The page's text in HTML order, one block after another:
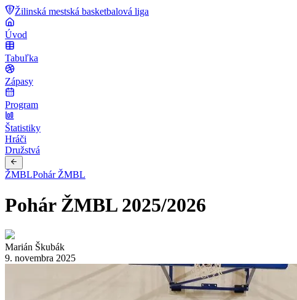
Žilinská mestská basketbalová liga
Úvod
Tabuľka
Zápasy
Program
Štatistiky
Hráči
Družstvá
ŽMBLPohár ŽMBL
Pohár ŽMBL 2025/2026
Marián Škubák
9. novembra 2025